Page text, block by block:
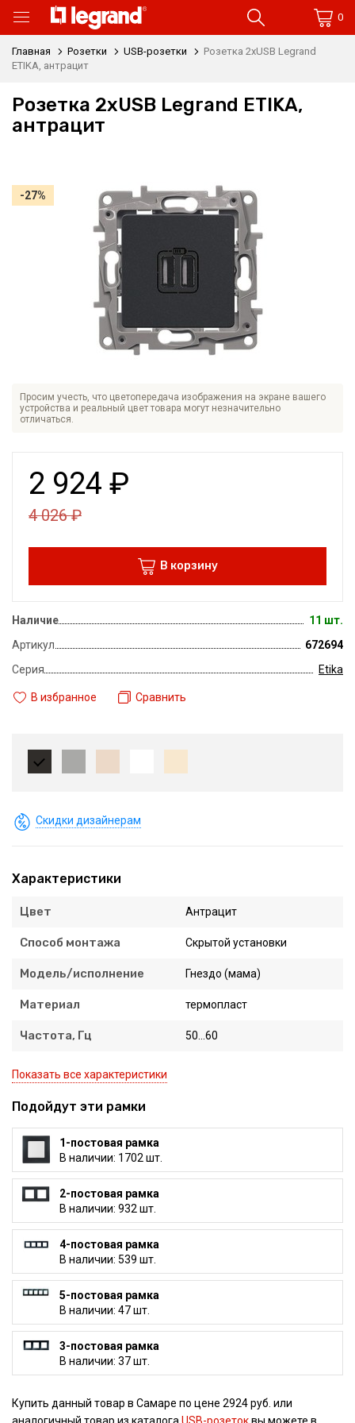
0
Главная Розетки USB-розетки
Розетка 2xUSB Legrand
ETIKA, антрацит
Розетка 2xUSB Legrand ETIKA,
антрацит
Просим учесть, что цветопередача изображения на экране вашего
устройства и реальный цвет товара могут незначительно
отличаться.
-27%
2 924 ₽
4 026₽
В корзину
Наличие
11 шт.
Артикул
672694
Серия
Etika
В избранное Сравнить
Скидки дизайнерам
Характеристики
Цвет Антрацит
Способ монтажа Скрытой установки
Модель/исполнение Гнездо (мама)
Материал термопласт
Частота, Гц 50...60
Показать все характеристики
Подойдут эти рамки
1-постовая рамка
В наличии: 1702 шт.
2-постовая рамка
В наличии: 932 шт.
4-постовая рамка
В наличии: 539 шт.
5-постовая рамка
В наличии: 47 шт.
3-постовая рамка
В наличии: 37 шт.
Купить данный товар в Самаре по цене 2924 руб. или